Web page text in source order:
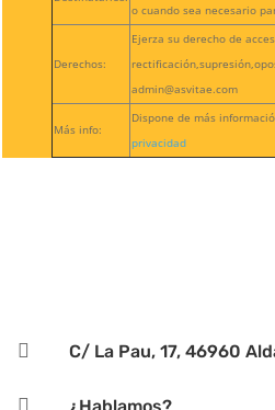
o cuando sea necesario
Derechos:
Ejerza su derecho de
admin@asvitae.com
Más info:
Dispone de más
privacidad
 C/ La Pau, 17, 46960
 ¿Hablamos?